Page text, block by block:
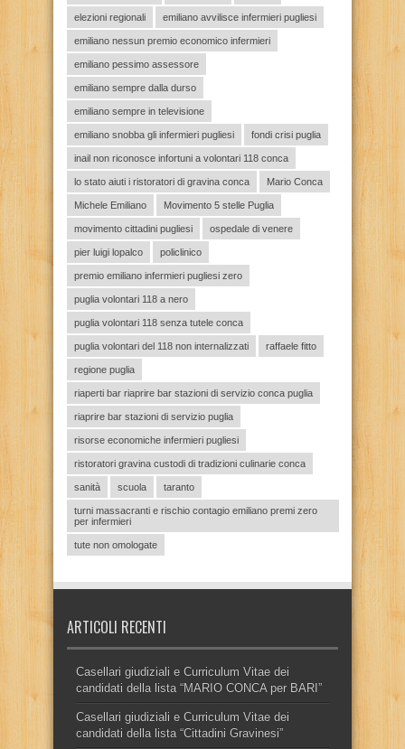
elezioni regionali emiliano avvilisce infermieri pugliesi
emiliano nessun premio economico infermieri
emiliano pessimo assessore
emiliano sempre dalla durso
emiliano sempre in televisione
emiliano snobba gli infermieri pugliesi fondi crisi puglia
inail non riconosce infortuni a volontari 118 conca
lo stato aiuti i ristoratori di gravina conca Mario Conca
Michele Emiliano Movimento 5 stelle Puglia
movimento cittadini pugliesi ospedale di venere
pier luigi lopalco policlinico
premio emiliano infermieri pugliesi zero
puglia volontari 118 a nero
puglia volontari 118 senza tutele conca
puglia volontari del 118 non internalizzati raffaele fitto
regione puglia
riaperti bar riaprire bar stazioni di servizio conca puglia
riaprire bar stazioni di servizio puglia
risorse economiche infermieri pugliesi
ristoratori gravina custodi di tradizioni culinarie conca
sanità scuola taranto
turni massacranti e rischio contagio emiliano premi zero
per infermieri
tute non omologate
ARTICOLI RECENTI
Casellari giudiziali e Curriculum Vitae dei
candidati della lista “MARIO CONCA per BARI”
Casellari giudiziali e Curriculum Vitae dei
candidati della lista “Cittadini Gravinesi”